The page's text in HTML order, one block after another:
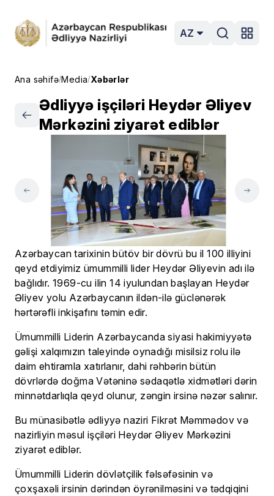
AZ
Ana səhifə/Media/Xəbərlər
Ədliyyə işçiləri Heydər Əliyev
Mərkəzini ziyarət ediblər
Azərbaycan tarixinin bütöv bir dövrü bu il 100 illiyini
qeyd etdiyimiz ümummilli lider Heydər Əliyevin adı ilə
bağlıdır. 1969-cu ilin 14 iyulundan başlayan Heydər
Əliyev yolu Azərbaycanın ildən-ilə güclənərək
hərtərəfli inkişafını təmin edir.
Ümummilli Liderin Azərbaycanda siyasi hakimiyyətə
gəlişi xalqımızın taleyində oynadığı misilsiz rolu ilə
daim ehtiramla xatırlanır, dahi rəhbərin bütün
dövrlərdə doğma Vətəninə sədaqətlə xidmətləri dərin
minnətdarlıqla qeyd olunur, zəngin irsinə nəzər salınır.
Bu münasibətlə ədliyyə naziri Fikrət Məmmədov və
nazirliyin məsul işçiləri Heydər Əliyev Mərkəzini
ziyarət ediblər.
Ümummilli Liderin dövlətçilik fəlsəfəsinin və
çoxşaxəli irsinin dərindən öyrənilməsini və tədqiqini